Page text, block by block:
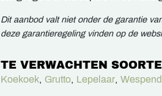
Dit aanbod valt niet onder de garantie
deze garantieregeling vinden op de
TE VERWACHTEN
Koekoek, Grutto, Lepelaar,